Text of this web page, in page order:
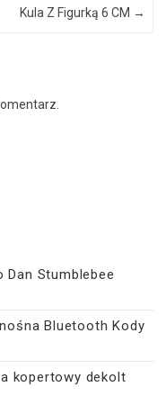
Kula Z Figurką 6 CM →
Dan Stumblebee
Bluetooth Kody
kopertowy dekolt